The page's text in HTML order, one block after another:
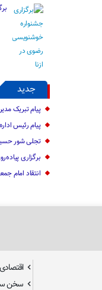
جدید
پیام تبریک
پیام رئیس
تجلی شور
برگزاری
انتقاد امام
اقتصادی
سخن